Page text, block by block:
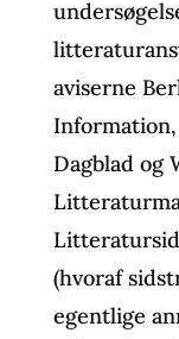
aviserne
Dagblad og
(hvoraf
egentlige